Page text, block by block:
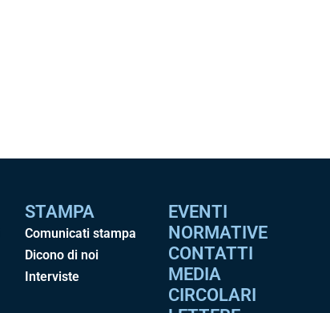
STAMPA
Comunicati stampa
Dicono di noi
Interviste
EVENTI
NORMATIVE
CONTATTI
MEDIA
CIRCOLARI